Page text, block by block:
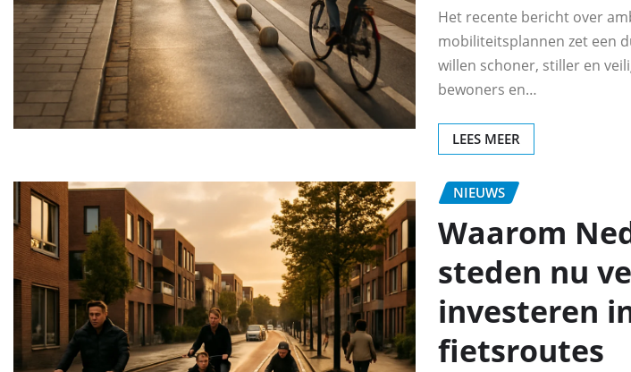
Het recente bericht over
mobiliteitsplannen zet een
willen schoner, stiller en
bewoners en…
LEES MEER
NIEUWS
Waarom
steden nu
investeren
fietsroutes